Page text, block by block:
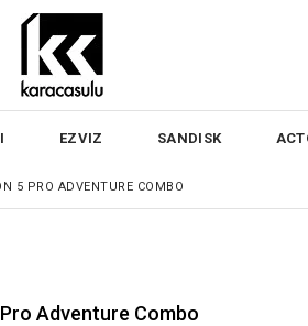
EZVIZ SANDISK
5 PRO ADVENTURE COMBO
Adventure Combo